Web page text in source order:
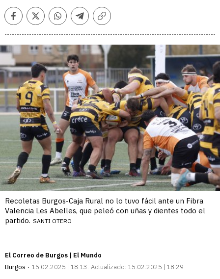
FacebookTwitterWhatsappTelegramCopiar
Recoletas Burgos-Caja Rural no lo tuvo fácil ante un Fibra
Valencia Les Abelles, que peleó con uñas y dientes todo el
partido. SANTI OTERO
El Correo de Burgos | El Mundo
Burgos
15.02.2025 | 18:13 Actualizado: 15.02.2025 | 18:29